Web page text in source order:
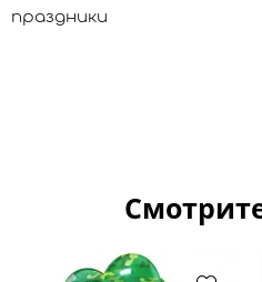
праздники